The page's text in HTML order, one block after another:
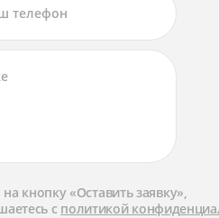
кнопку «Оставить заявку»,
с политикой